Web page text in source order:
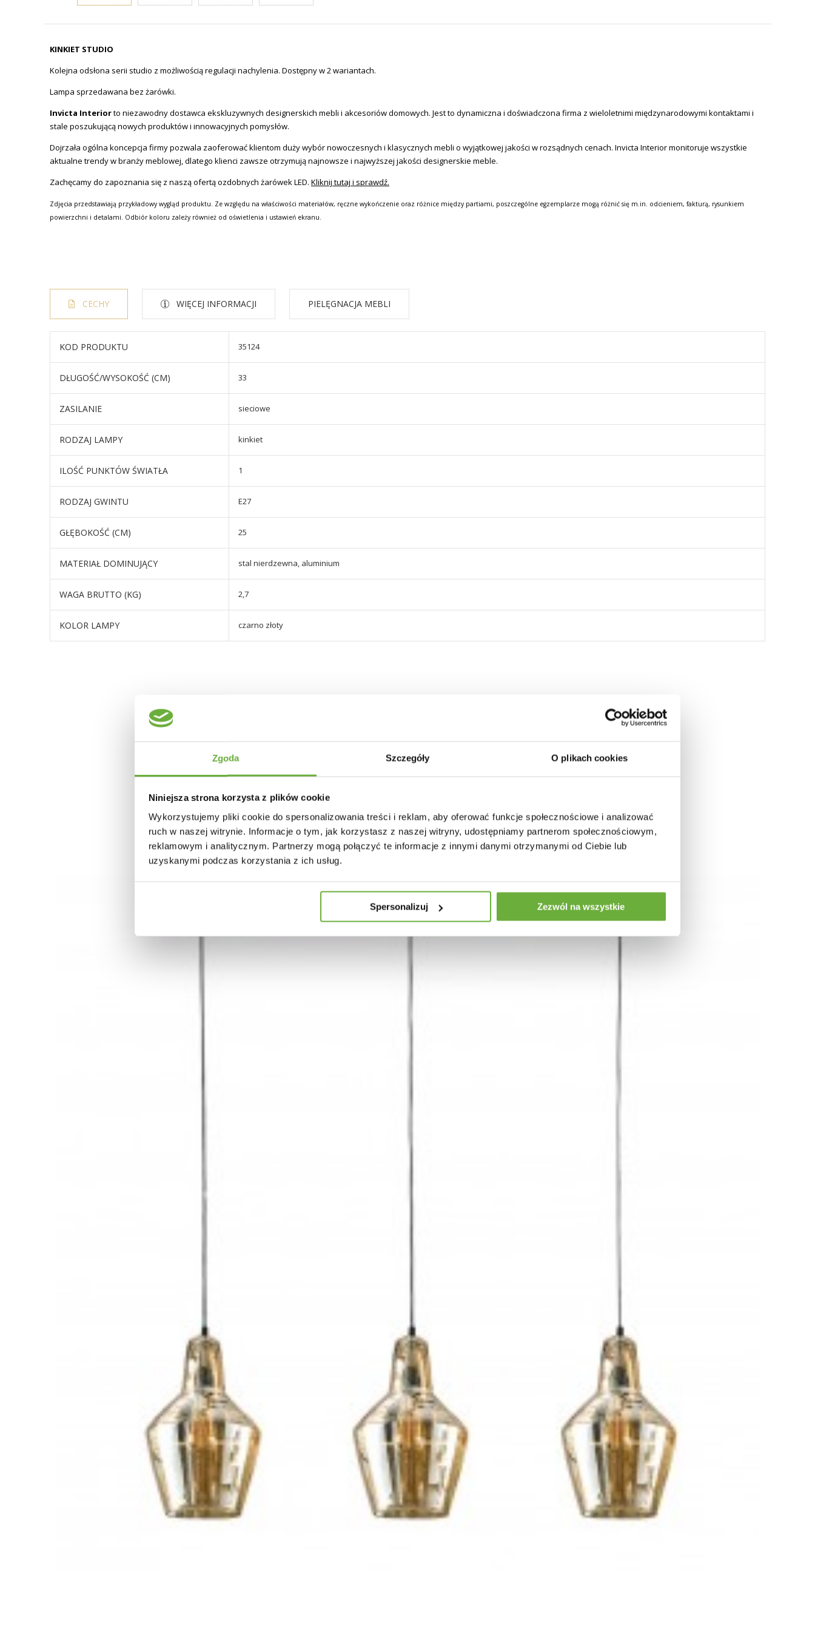
Zgoda Szczegóły O plikach cookies
Niniejsza strona korzysta z plików cookie
Wykorzystujemy pliki cookie do spersonalizowania treści i reklam, aby oferować funkcje społecznościowe i analizować
ruch w naszej witrynie. Informacje o tym, jak korzystasz z naszej witryny, udostępniamy partnerom społecznościowym,
reklamowym i analitycznym. Partnerzy mogą połączyć te informacje z innymi danymi otrzymanymi od Ciebie lub
uzyskanymi podczas korzystania z ich usług.
Spersonalizuj Zezwól na wszystkie
KINKIET STUDIO
Kolejna odsłona serii studio z możliwością regulacji nachylenia. Dostępny w 2 wariantach.
Lampa sprzedawana bez żarówki.
Invicta Interiorto niezawodny dostawca ekskluzywnych designerskich mebli i akcesoriów domowych. Jest to dynamiczna i doświadczona firma z wieloletnimi międzynarodowymi kontaktami i
stale poszukującą nowych produktów i innowacyjnych pomysłów.
Dojrzała ogólna koncepcja firmy pozwala zaoferować klientom duży wybór nowoczesnych i klasycznych mebli o wyjątkowej jakości w rozsądnych cenach. Invicta Interior monitoruje wszystkie
aktualne trendy w branży meblowej, dlatego klienci zawsze otrzymują najnowsze i najwyższej jakości designerskie meble.
Zachęcamy do zapoznania się z naszą ofertą ozdobnych żarówek LED. Kliknij tutaj i sprawdź.
Zdjęcia przedstawiają przykładowy wygląd produktu. Ze względu na właściwości materiałów, ręczne wykończenie oraz różnice między partiami, poszczególne egzemplarze mogą różnić się m.in. odcieniem, fakturą, rysunkiem
powierzchni i detalami. Odbiór koloru zależy również od oświetlenia i ustawień ekranu.
CECHY WIĘCEJ INFORMACJI PIELĘGNACJA MEBLI
KOD PRODUKTU 35124
DŁUGOŚĆ/WYSOKOŚĆ (CM) 33
ZASILANIE sieciowe
RODZAJ LAMPY kinkiet
ILOŚĆ PUNKTÓW ŚWIATŁA 1
RODZAJ GWINTU E27
GŁĘBOKOŚĆ (CM) 25
MATERIAŁ DOMINUJĄCY stal nierdzewna, aluminium
WAGA BRUTTO (KG) 2,7
KOLOR LAMPY czarno złoty